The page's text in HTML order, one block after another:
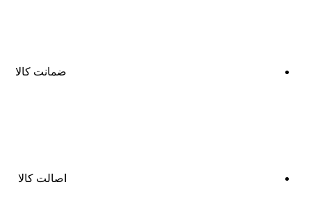
ضمانت کالا
اصالت کالا